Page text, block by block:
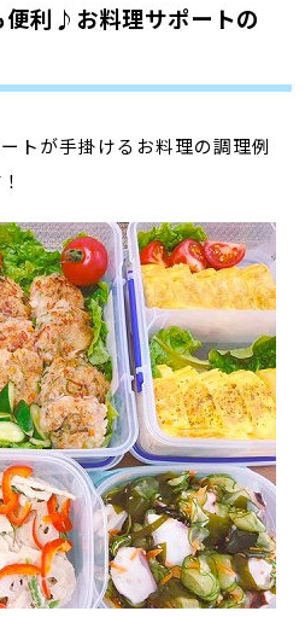
便利♪お料理サポートの
トが手掛けるお料理の調理例